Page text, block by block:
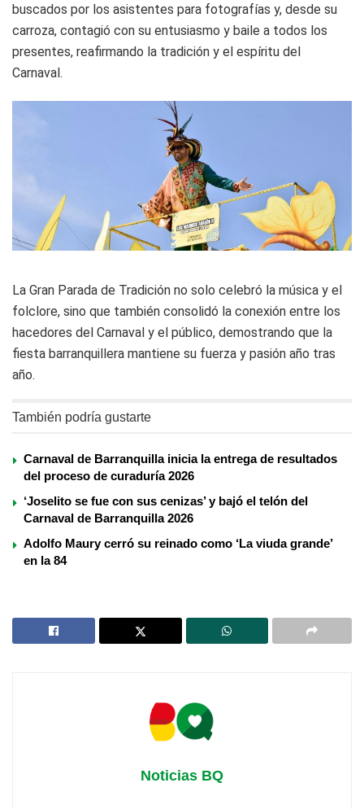
buscados por los asistentes para fotografías y, desde su
carroza, contagió con su entusiasmo y baile a todos los
presentes, reafirmando la tradición y el espíritu del
Carnaval.
La Gran Parada de Tradición no solo celebró la música y el
folclore, sino que también consolidó la conexión entre los
hacedores del Carnaval y el público, demostrando que la
fiesta barranquillera mantiene su fuerza y pasión año tras
año.
También podría gustarte
Carnaval de Barranquilla inicia la entrega de resultados
del proceso de curaduría 2026
‘Joselito se fue con sus cenizas’ y bajó el telón del
Carnaval de Barranquilla 2026
Adolfo Maury cerró su reinado como ‘La viuda grande’
en la 84
Noticias BQ